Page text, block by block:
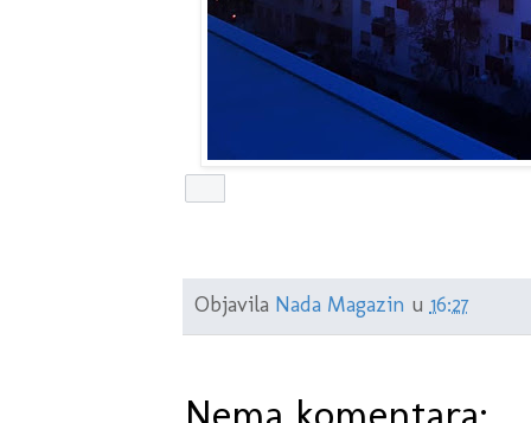
Objavila Nada Magazin u 16:27